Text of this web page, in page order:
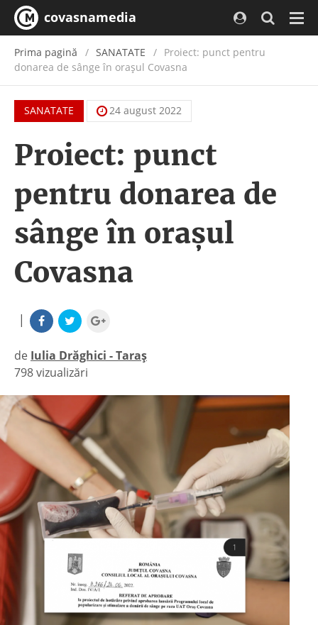
covasnamedia
Prima pagină SANATATE
Proiect: punct pentru
donarea de sânge în orașul Covasna
SANATATE 24 august 2022
Proiect: punct
pentru donarea de
sânge în orașul
Covasna
|
de Iulia Drăghici - Taraș
|
798 vizualizări